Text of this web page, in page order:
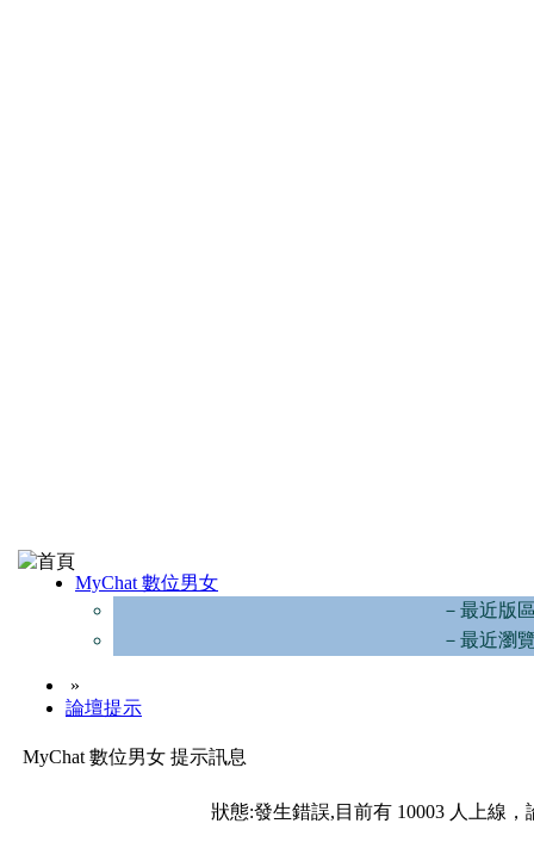
MyChat 數位男女
－最近版
－最近瀏
»
論壇提示
MyChat 數位男女 提示訊息
狀態:發生錯誤,目前有 10003 人上線